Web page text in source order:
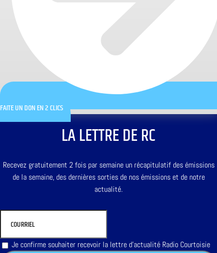
FAITE UN DON EN 2 CLICS
LA LETTRE DE RC
Recevez gratuitement 2 fois par semaine un récapitulatif des émissions
de la semaine, des dernières sorties de nos émissions et de notre
actualité.
Je confirme souhaiter recevoir la lettre d'actualité Radio Courtoisie